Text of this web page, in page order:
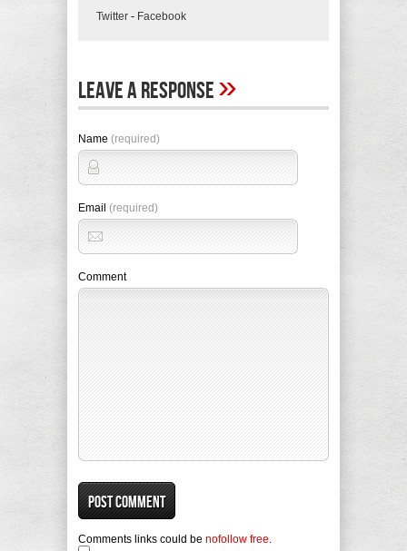
Twitter - Facebook
Leave A Response»
Name (required)
Email (required)
Comment
Comments links could be nofollow free.